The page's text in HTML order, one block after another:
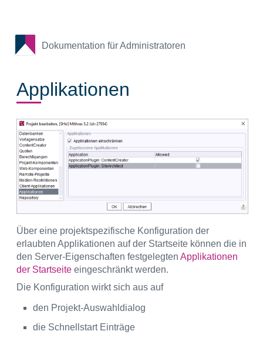
Dokumentation für Administratoren
Applikationen
Über eine projektspezifische Konfiguration der
erlaubten Applikationen auf der Startseite können die in
den Server-Eigenschaften festgelegten Applikationen
der Startseite eingeschränkt werden.
Die Konfiguration wirkt sich aus auf
den Projekt-Auswahldialog
die Schnellstart Einträge